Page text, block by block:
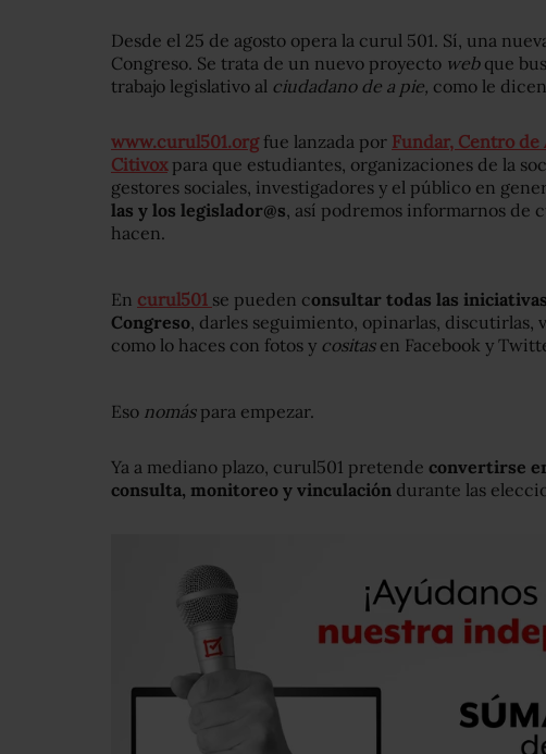
Desde el 25 de agosto opera la curul 501. Sí, una
Congreso. Se trata de un nuevo proyecto webque
trabajo legislativo al ciudadano de a pie, como le
www.curul501.orgfue lanzada por Fundar, Centro
Citivoxpara que estudiantes, organizaciones de la
gestores sociales, investigadores y el público en
las y los legislador@s, así podremos informarnos de
hacen.
En curul501 se pueden consultar todas las
Congreso, darles seguimiento, opinarlas, discutirlas,
como lo haces con fotos y cositasen Facebook y
Eso nomáspara empezar.
Ya a mediano plazo, curul501 pretende convertirse
consulta, monitoreo y vinculación durante las